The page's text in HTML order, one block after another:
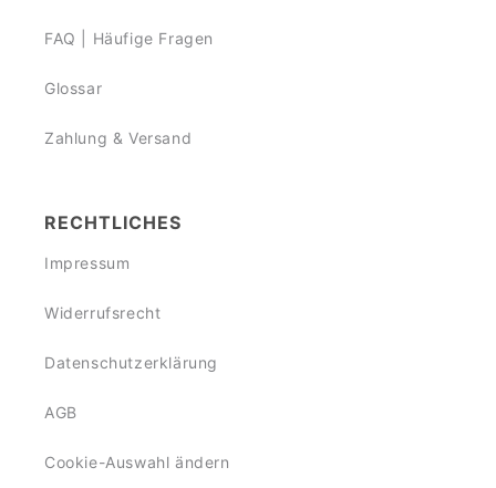
FAQ | Häufige Fragen
Glossar
Zahlung & Versand
RECHTLICHES
Impressum
Widerrufsrecht
Datenschutzerklärung
AGB
Cookie-Auswahl ändern